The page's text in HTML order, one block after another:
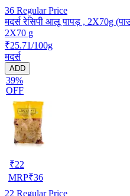
36 Regular Price
मदर्स रेसिपी आलू पापड़ , 2X70g
2X70 g
₹25.71/100g
मदर्स
ADD
39%
OFF
₹22
MRP₹36
22 Regular Price